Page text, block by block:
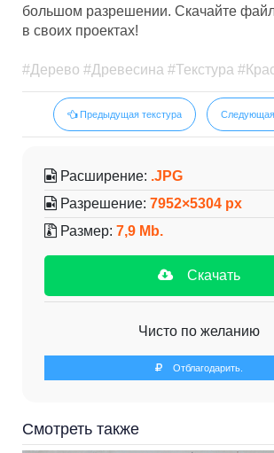
большом разрешении. Скачайте файл
в своих проектах!
#Дерево #Древесина #Текстура
Предыдущая текстура Следующая
Расширение: .JPG
Разрешение: 7952×5304 px
Размер: 7,9 Mb.
Скачать
Чисто по желанию
Отблагодарить.
Смотреть также